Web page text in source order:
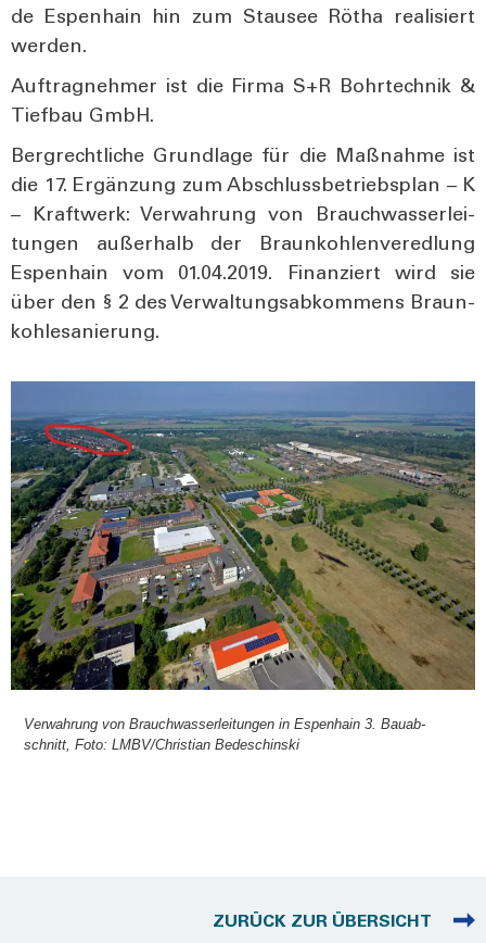
de Espen­hain hin zum Stau­see Rötha rea­li­siert
wer­den.
Auf­trag­neh­mer ist die Fir­ma S+R Bohr­tech­nik &
Tief­bau GmbH.
Berg­recht­li­che Grund­la­ge für die Maß­nah­me ist
die 17. Ergän­zung zum Abschluss­be­triebs­plan – K
– Kraft­werk: Ver­wah­rung von Brauch­was­ser­lei­
tun­gen außer­halb der Braun­koh­len­ver­ed­lung
Espen­hain vom 01.04.2019. Finan­ziert wird sie
über den § 2 des Ver­wal­tungs­ab­kom­mens Braun­
koh­le­sa­nie­rung.
Ver­wah­rung von Brauch­was­ser­lei­tun­gen in Espen­hain 3. Bau­ab­
schnitt, Foto: LMBV/Christian Bedesch­in­ski
ZURÜCK ZUR ÜBERSICHT